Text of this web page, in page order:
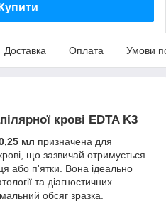
Купити
Доставка Оплата Умови
крові EDTA K3
мл призначена для
що зазвичай отримується
або п'ятки. Вона ідеально
та діагностичних
обсяг зразка.